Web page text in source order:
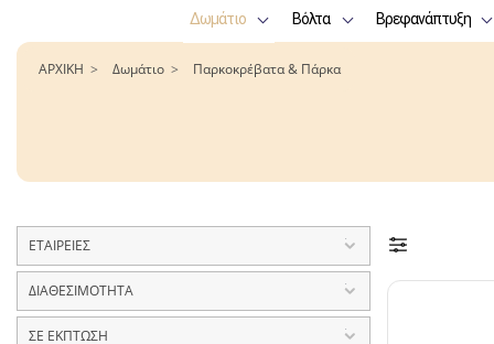
Δωμάτιο Βόλτα Βρεφανάπτυξη
ΑΡΧΙΚΗ Δωμάτιο Παρκοκρέβατα & Πάρκα
ΕΤΑΙΡΕΙΕΣ
Baby Adventure 6
Bebe Stars 4
ΔΙΑΘΕΣΙΜΟΤΗΤΑ
Άμεσα Διαθέσιμο 12
ΣΕ ΕΚΠΤΩΣΗ